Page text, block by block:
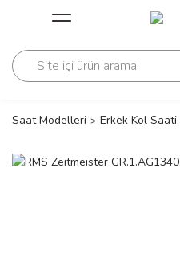
Geri Dön
Geri Dön
Saat Modelleri Erkek Kol Saati